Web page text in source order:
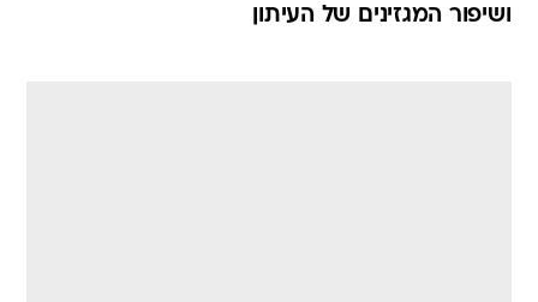
ושיפור המגזינים של העיתון